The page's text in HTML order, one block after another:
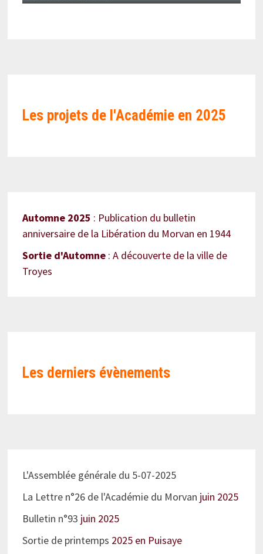
Les projets de l'Académie en 2025
Automne 2025 : Publication du bulletin
anniversaire de la Libération du Morvan en 1944
Sortie d'Automne : A découverte de la ville de
Troyes
Les derniers évènements
L'Assemblée générale du 5-07-2025
La Lettre n°26 de l'Académie du Morvan juin 2025
Bulletin n°93 juin 2025
Sortie de printemps 2025 en Puisaye